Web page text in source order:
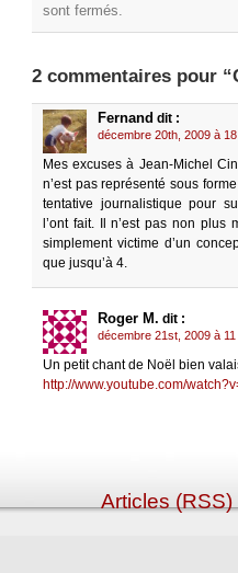
sont fermés.
2 commentaires pour
Fernand dit :
décembre 20th, 2009 à
Mes excuses à Jean-Michel
n’est pas représenté sous
tentative journalistique pour
l’ont fait. Il n’est pas non plus
simplement victime d’un
que jusqu’à 4.
Roger M. dit :
décembre 21st, 2009 à
Un petit chant de Noël bien
http://www.youtube.com/
Articles (RSS)